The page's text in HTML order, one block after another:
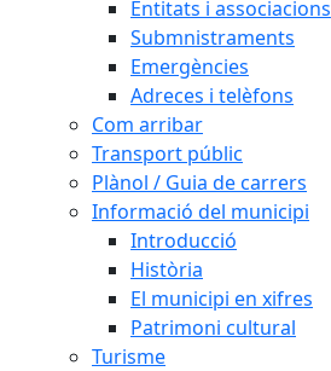
Entitats i associacions
Submnistraments
Emergències
Adreces i telèfons
Com arribar
Transport públic
Plànol / Guia de carrers
Informació del municipi
Introducció
Història
El municipi en xifres
Patrimoni cultural
Turisme